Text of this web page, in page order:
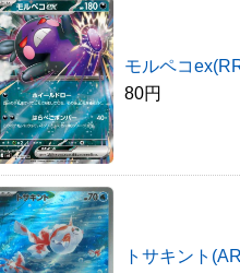
モルペコ
80円
トサキント